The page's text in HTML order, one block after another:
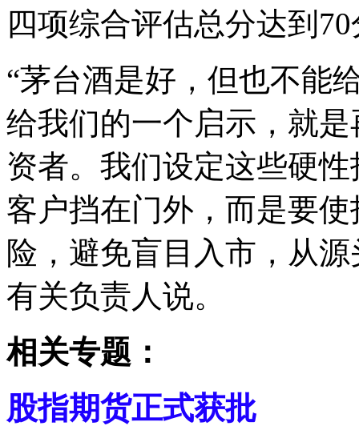
四项综合评估总分达到
“茅台酒是好，但也不能
给我们的一个启示，就
资者。我们设定这些硬
客户挡在门外，而是要
险，避免盲目入市，从
有关负责人说。
相关专题：
股指期货正式获批